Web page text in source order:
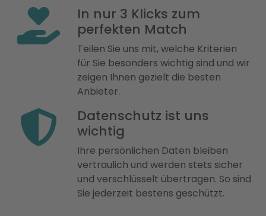
In nur 3 Klicks zum
perfekten Match
Teilen Sie uns mit, welche Kriterien
für Sie besonders wichtig sind und wir
zeigen Ihnen gezielt die besten
Anbieter.
Datenschutz ist uns
wichtig
Ihre persönlichen Daten bleiben
vertraulich und werden stets sicher
und verschlüsselt übertragen. So sind
Sie jederzeit bestens geschützt.